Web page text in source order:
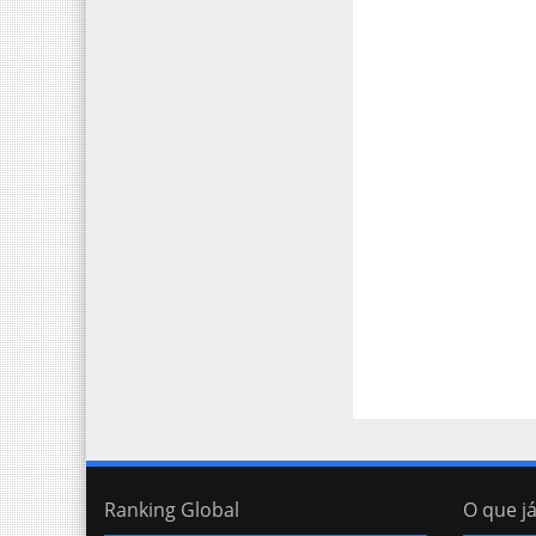
Ranking Global O que